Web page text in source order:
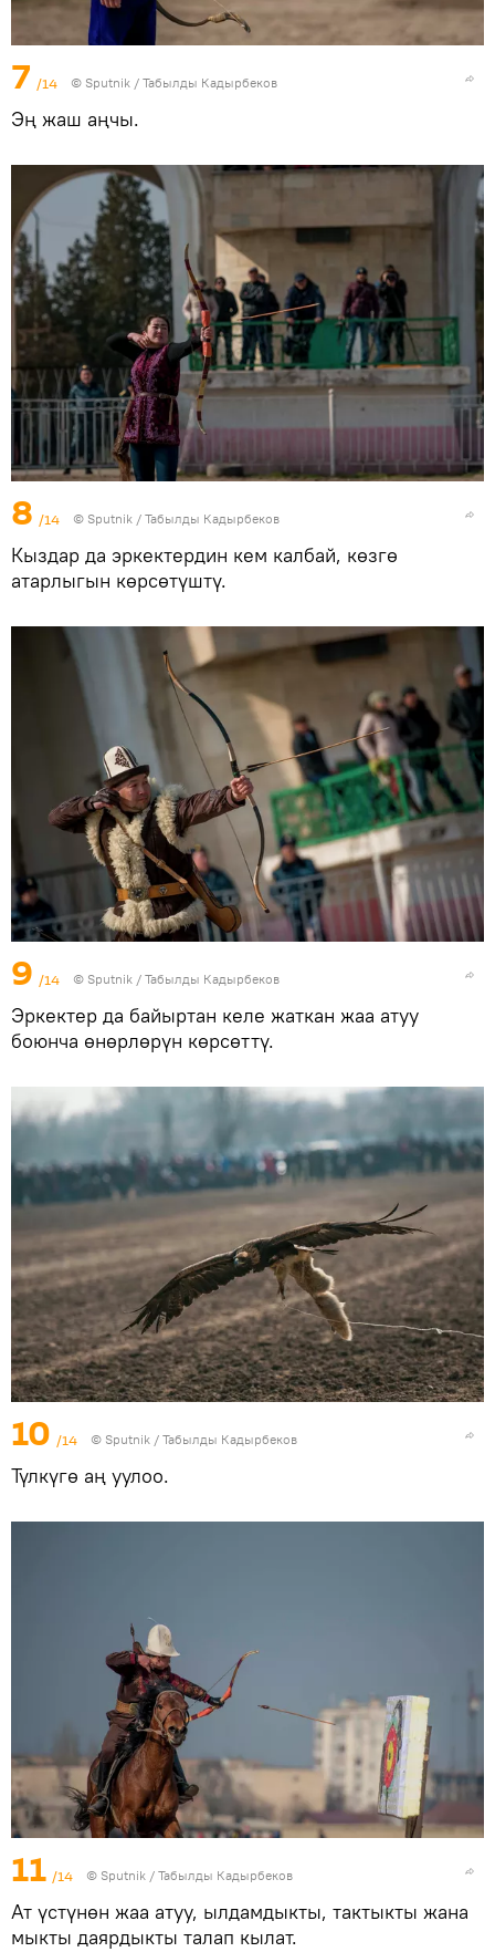
7 /14 © Sputnik / Табылды Кадырбеков
Эң жаш аңчы.
8 /14 © Sputnik / Табылды Кадырбеков
Кыздар да эркектердин кем калбай, көзгө
атарлыгын көрсөтүштү.
9 /14 © Sputnik / Табылды Кадырбеков
Эркектер да байыртан келе жаткан жаа атуу
боюнча өнөрлөрүн көрсөттү.
10 /14 © Sputnik / Табылды Кадырбеков
Түлкүгө аң уулоо.
11 /14 © Sputnik / Табылды Кадырбеков
Ат үстүнөн жаа атуу, ылдамдыкты, тактыкты жана
мыкты даярдыкты талап кылат.